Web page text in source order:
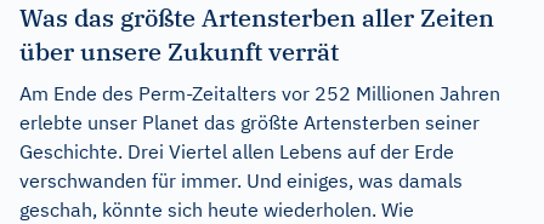
Was das größte Artensterben aller Zeiten
über unsere Zukunft verrät
Am Ende des Perm-Zeitalters vor 252 Millionen Jahren
erlebte unser Planet das größte Artensterben seiner
Geschichte. Drei Viertel allen Lebens auf der Erde
verschwanden für immer. Und einiges, was damals
geschah, könnte sich heute wiederholen. Wie